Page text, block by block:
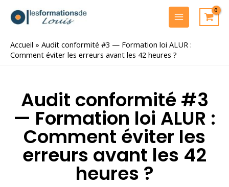
MAIN
MENU
Accueil » Audit conformité #3 — Formation loi ALUR :
Comment éviter les erreurs avant les 42 heures ?
Audit conformité #3
— Formation loi ALUR :
Comment éviter les
erreurs avant les 42
heures ?